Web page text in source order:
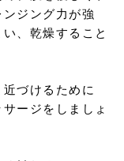
ジング力が強
、乾燥すること
づけるために
ージをしましょ